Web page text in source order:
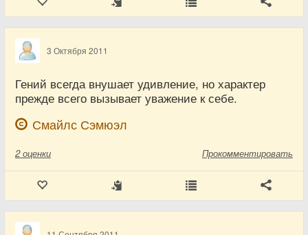
3 Октября 2011
Гений всегда внушает удивление, но характер
прежде всего вызывает уважение к себе.
Смайлс Сэмюэл
2 оценки Прокомментировать